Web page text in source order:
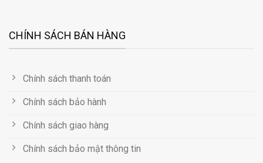
CHÍNH SÁCH BÁN HÀNG
Chính sách thanh toán
Chính sách bảo hành
Chính sách giao hàng
Chính sách bảo mật thông tin